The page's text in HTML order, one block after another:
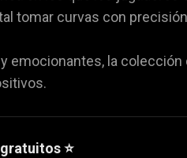
tomar curvas con
emocionantes, la
⭐